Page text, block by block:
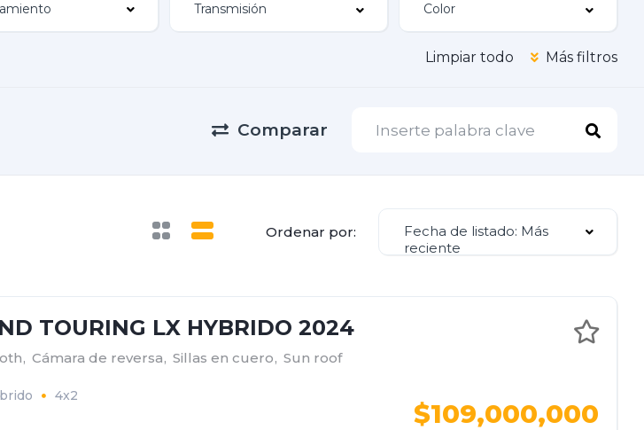
Limpiar todo Más filtros
Comparar
Ordenar por:
Fecha de listado: Más
reciente
TOURING LX HYBRIDO 2024
, Cámara de reversa, Sillas en cuero, Sun roof
4x2
$109,000,000